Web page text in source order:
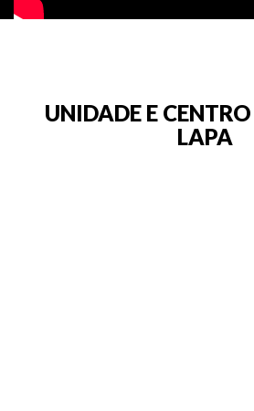
UNIDADE E
LAPA